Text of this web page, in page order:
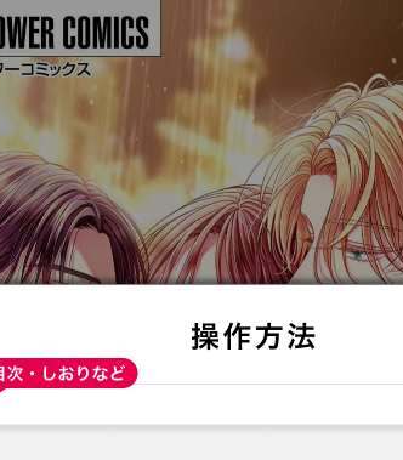
:692.15.692.2:t-vnqp.lunrzsdszk.vn.oi